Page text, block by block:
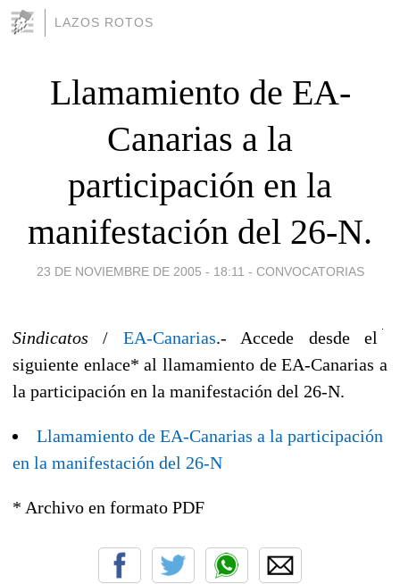
LAZOS ROTOS
Llamamiento de EA-
Canarias a la
participación en la
manifestación del 26-N.
23 DE NOVIEMBRE DE 2005 - 18:11 - CONVOCATORIAS
Sindicatos / EA-Canarias.- Accede desde el
siguiente enlace* al llamamiento de EA-Canarias a
la participación en la manifestación del 26-N.
Llamamiento de EA-Canarias a la participación
en la manifestación del 26-N
* Archivo en formato PDF